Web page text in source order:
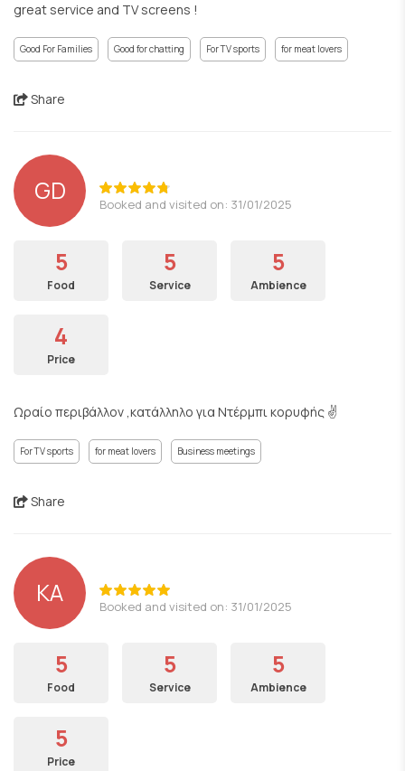
great service and TV screens !
Good For Families Good for chatting For TV sports for meat lovers
Share
GD Booked and visited on: 31/01/2025
5
Food
5
Service
5
Ambience
4
Price
Ωραίο περιβάλλον ,κατάλληλο για Ντέρμπι κορυφής ✌️
For TV sports for meat lovers Business meetings
Share
KA Booked and visited on: 31/01/2025
5
Food
5
Service
5
Ambience
5
Price